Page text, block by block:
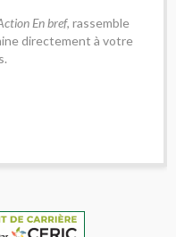
En bref, rassemble
directement à votre